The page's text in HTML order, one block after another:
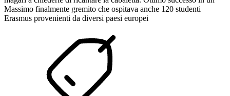
Massimo finalmente gremito che ospitava anche 120 studenti
Erasmus provenienti da diversi paesi europei